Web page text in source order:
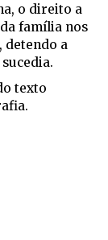
o direito a
família nos
detendo a
texto